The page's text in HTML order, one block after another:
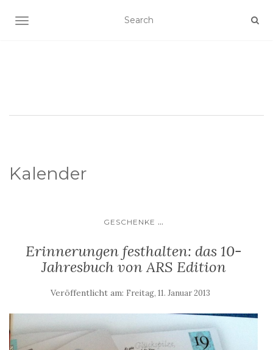
SCHALTE NAVIGATION
Kalender
GESCHENKE ...
Erinnerungen festhalten: das 10-
Jahresbuch von ARS Edition
Veröffentlicht am: Freitag, 11. Januar 2013